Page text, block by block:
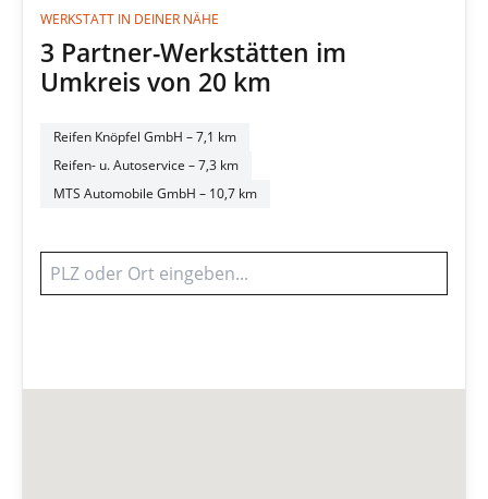
WERKSTATT IN DEINER NÄHE
3 Partner-Werkstätten im
Umkreis von 20 km
Reifen Knöpfel GmbH – 7,1 km
Reifen- u. Autoservice – 7,3 km
MTS Automobile GmbH – 10,7 km